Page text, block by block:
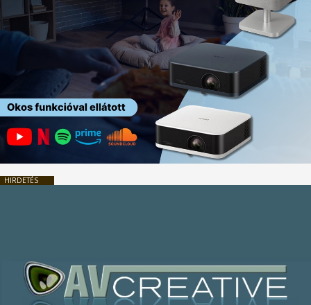
HIRDETÉS